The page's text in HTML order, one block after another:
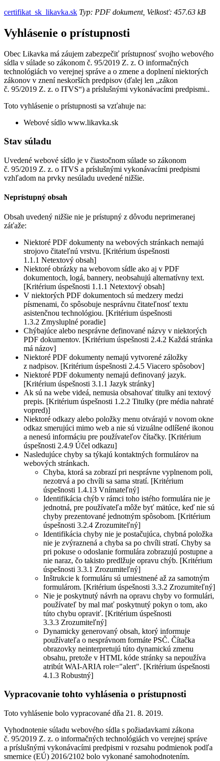
certifikat_sk_likavka.sk Typ: PDF dokument, Velkosť: 457.63 kB
Vyhlásenie o prístupnosti
Obec Likavka má záujem zabezpečiť prístupnosť svojho webového
sídla v súlade so zákonom č. 95/2019 Z. z. O informačných
technológiách vo verejnej správe a o zmene a doplnení niektorých
zákonov v znení neskorších predpisov (ďalej len „zákon
č. 95/2019 Z. z. o ITVS“) a príslušnými vykonávacími predpismi..
Toto vyhlásenie o prístupnosti sa vzťahuje na:
Webové sídlo www.likavka.sk
Stav súladu
Uvedené webové sídlo je v čiastočnom súlade so zákonom
č. 95/2019 Z. z. o ITVS a príslušnými vykonávacími predpismi
vzhľadom na prvky nesúladu uvedené nižšie.
Neprístupný obsah
Obsah uvedený nižšie nie je prístupný z dôvodu neprimeranej
záťaže:
Niektoré PDF dokumenty na webových stránkach nemajú
strojovo čitateľnú vrstvu. [Kritérium úspešnosti
1.1.1 Netextový obsah]
Niektoré obrázky na webovom sídle ako aj v PDF
dokumentoch, logá, bannery, neobsahujú alternatívny text.
[Kritérium úspešnosti 1.1.1 Netextový obsah]
V niektorých PDF dokumentoch sú medzery medzi
písmenami, čo spôsobuje nesprávnu čitateľnosť textu
asistenčnou technológiou. [Kritérium úspešnosti
1.3.2 Zmysluplné poradie]
Chýbajúce alebo nesprávne definované názvy v niektorých
PDF dokumentov. [Kritérium úspešnosti 2.4.2 Každá stránka
má názov]
Niektoré PDF dokumenty nemajú vytvorené záložky
z nadpisov. [Kritérium úspešnosti 2.4.5 Viacero spôsobov]
Niektoré PDF dokumenty nemajú definovaný jazyk.
[Kritérium úspešnosti 3.1.1 Jazyk stránky]
Ak sú na webe videá, nemusia obsahovať titulky ani textový
prepis. [Kritérium úspešnosti 1.2.2 Titulky (pre média nahraté
vopred)]
Niektoré odkazy alebo položky menu otvárajú v novom okne
odkaz smerujúci mimo web a nie sú vizuálne odlíšené ikonou
a nenesú informáciu pre používateľov čítačky. [Kritérium
úspešnosti 2.4.9 Účel odkazu]
Nasledujúce chyby sa týkajú kontaktných formulárov na
webových stránkach.
Chyba, ktorá sa zobrazí pri nesprávne vyplnenom poli,
nezotrvá a po chvíli sa sama stratí. [Kritérium
úspešnosti 1.4.13 Vnímateľný]
Identifikácia chýb v rámci toho istého formulára nie je
jednotná, pre používateľa môže byť mätúce, keď nie sú
chyby prezentované jednotným spôsobom. [Kritérium
úspešnosti 3.2.4 Zrozumiteľný]
Identifikácia chyby nie je postačujúca, chybná položka
nie je zvýraznená a chyba sa po chvíli stratí. Chyby sa
pri pokuse o odoslanie formulára zobrazujú postupne a
nie naraz, čo takisto predlžuje opravu chýb. [Kritérium
úspešnosti 3.3.1 Zrozumiteľný]
Inštrukcie k formuláru sú umiestnené až za samotným
formulárom. [Kritérium úspešnosti 3.3.2 Zrozumiteľný]
Nie je poskytnutý návrh na opravu chyby vo formulári,
používateľ by mal mať poskytnutý pokyn o tom, ako
túto chybu opraviť. [Kritérium úspešnosti
3.3.3 Zrozumiteľný]
Dynamicky generovaný obsah, ktorý informuje
používateľa o nesprávnom formáte PSČ. Čítačka
obrazovky neinterpretujú túto dynamickú zmenu
obsahu, pretože v HTML kóde stránky sa nepoužíva
atribút WAI-ARIA role="alert". [Kritérium úspešnosti
4.1.3 Robustný]
Vypracovanie tohto vyhlásenia o prístupnosti
Toto vyhlásenie bolo vypracované dňa 21. 8. 2019.
Vyhodnotenie súladu webového sídla s požiadavkami zákona
č. 95/2019 Z. z. o informačných technológiách vo verejnej správe
a príslušnými vykonávacími predpismi v rozsahu podmienok podľa
smernice (EÚ) 2016/2102 bolo vykonané samohodnotením.